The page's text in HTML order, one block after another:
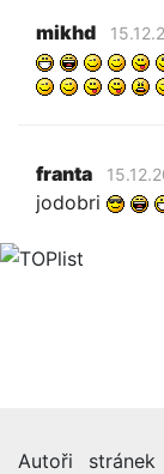
mikhd
franta
jodobri
Autoři stránek